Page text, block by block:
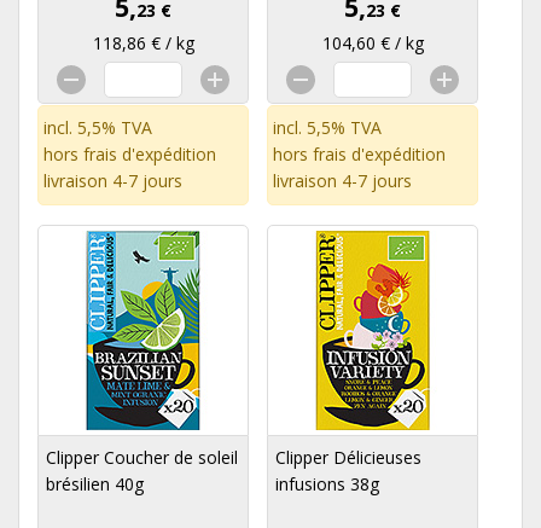
5,23 €
118,86 € / kg
incl. 5,5% TVA
hors frais d'expédition
livraison 4-7 jours
5,23 €
104,60 € / kg
incl. 5,5% TVA
hors frais d'expédition
livraison 4-7 jours
Clipper Coucher de soleil
brésilien 40g
Clipper Délicieuses
infusions 38g